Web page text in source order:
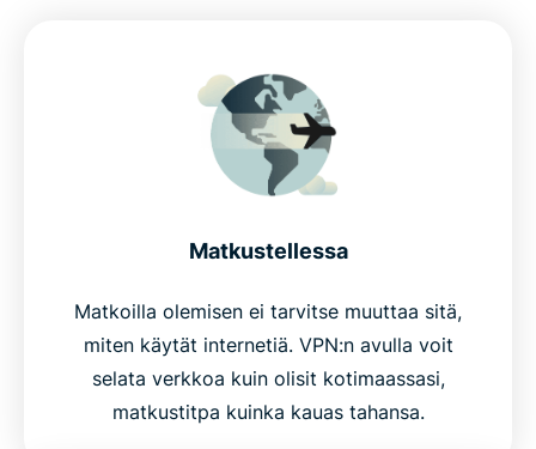
Matkustellessa
Matkoilla olemisen ei tarvitse muuttaa sitä,
miten käytät internetiä. VPN:n avulla voit
selata verkkoa kuin olisit kotimaassasi,
matkustitpa kuinka kauas tahansa.